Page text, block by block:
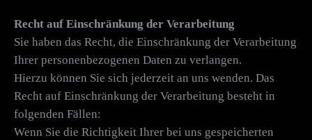
Recht auf Einschränkung der Verarbeitung
Sie haben das Recht, die Einschränkung der Verarbeitung
Ihrer personenbezogenen Daten zu verlangen.
Hierzu können Sie sich jederzeit an uns wenden. Das
Recht auf Einschränkung der Verarbeitung besteht in
folgenden Fällen:
Wenn Sie die Richtigkeit Ihrer bei uns gespeicherten